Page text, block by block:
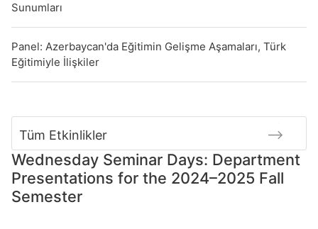
Sunumları
Panel: Azerbaycan'da Eğitimin Gelişme Aşamaları, Türk
Eğitimiyle İlişkiler
Tüm Etkinlikler
Wednesday Seminar Days: Department
Presentations for the 2024–2025 Fall
Semester